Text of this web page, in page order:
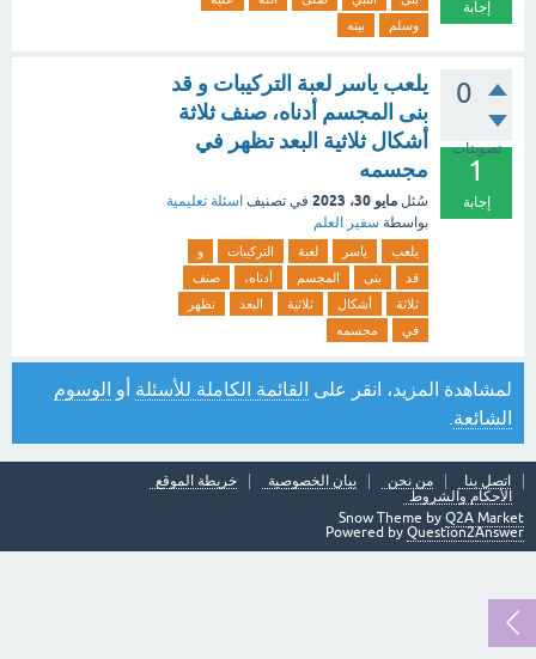
إجابة
وسلم
بيته
0
تصويتات
1
إجابة
يلعب ياسر لعبة التركيبات و قد
بنى المجسم أدناه، صنف ثلاثة
أشكال ثلاثية البعد تظهر في
مجسمه
سُئل مايو 30، 2023 في تصنيف اسئلة تعليمية
بواسطة سفير العلم
يلعب ياسر لعبة التركيبات
و
قد
بنى المجسم أدناه،
صنف
ثلاثة
أشكال ثلاثية البعد
تظهر
في
مجسمه
لمشاهدة المزيد، انقر على القائمة الكاملة للأسئلة أو الوسوم
الشائعة
اتصل بنا من نحن بيان الخصوصية
خريطة الموقع
الأحكام والشروط
Snow Theme by Q2A Market
Powered by Question2Answer